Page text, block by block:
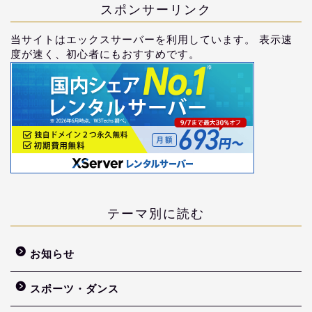
スポンサーリンク
当サイトはエックスサーバーを利用しています。 表示速
度が速く、初心者にもおすすめです。
テーマ別に読む
お知らせ
スポーツ・ダンス